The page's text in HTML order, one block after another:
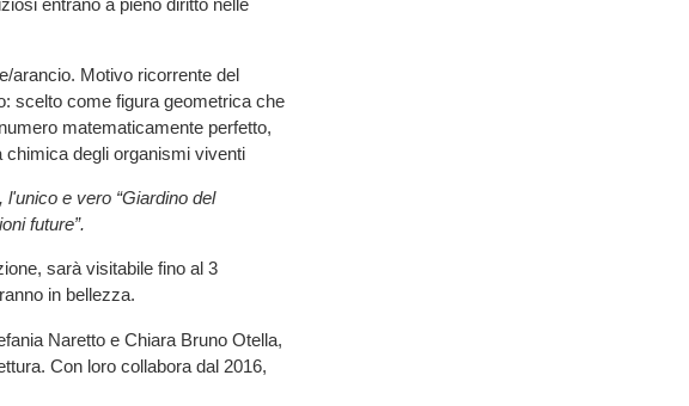
arancio. Motivo ricorrente del
scelto come figura geometrica che
matematicamente perfetto,
chimica degli organismi viventi
l'unico e vero “Giardino del
future”.
sarà visitabile fino al 3
in bellezza.
Naretto e Chiara Bruno Otella,
Con loro collabora dal 2016,